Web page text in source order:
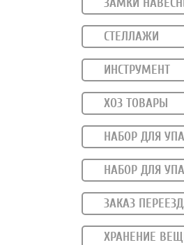
СТЕЛЛАЖИ
ИНСТРУМЕНТ
ХОЗ ТОВАРЫ
НАБОР ДЛЯ
НАБОР ДЛЯ
ЗАКАЗ
ХРАНЕНИЕ